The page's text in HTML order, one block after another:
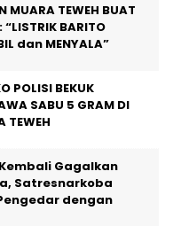
MUARA TEWEH BUAT
“LISTRIK BARITO
dan MENYALA”
POLISI BEKUK
SABU 5 GRAM DI
TEWEH
Gagalkan
Satresnarkoba
dengan